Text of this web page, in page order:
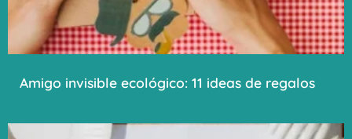
Amigo invisible ecológico: 11 ideas de regalos